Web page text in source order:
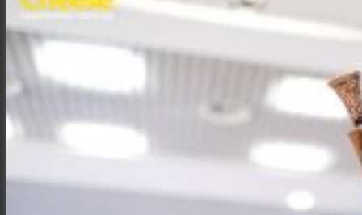
Послуги
Интерьер и архитектура